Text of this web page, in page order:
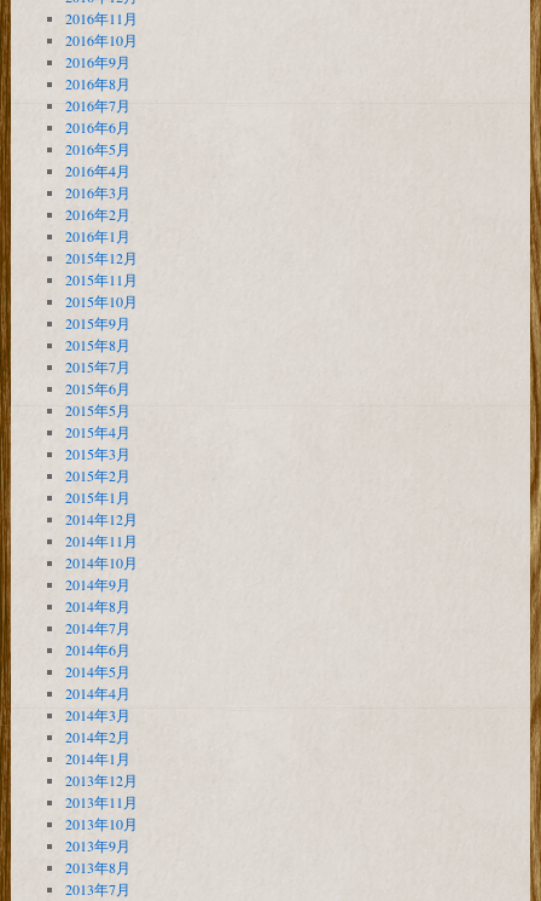
2016年11月
2016年10月
2016年9月
2016年8月
2016年7月
2016年6月
2016年5月
2016年4月
2016年3月
2016年2月
2016年1月
2015年12月
2015年11月
2015年10月
2015年9月
2015年8月
2015年7月
2015年6月
2015年5月
2015年4月
2015年3月
2015年2月
2015年1月
2014年12月
2014年11月
2014年10月
2014年9月
2014年8月
2014年7月
2014年6月
2014年5月
2014年4月
2014年3月
2014年2月
2014年1月
2013年12月
2013年11月
2013年10月
2013年9月
2013年8月
2013年7月